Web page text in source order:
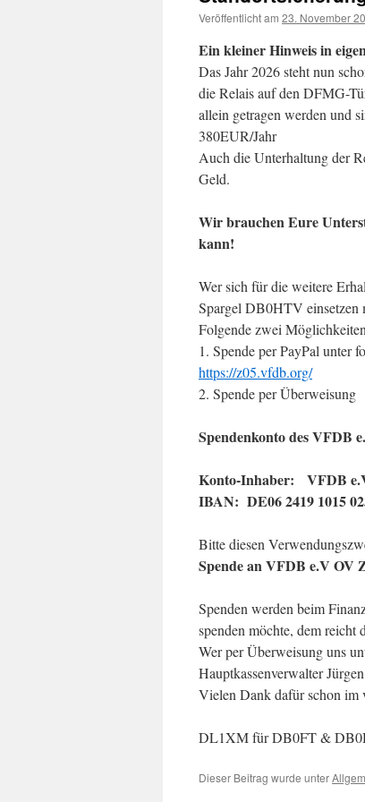
Veröffentlicht am 23. November
Ein kleiner Hinweis in
Das Jahr 2026 steht nun
die Relais auf den DFMG-
allein getragen werden und
380EUR/Jahr
Auch die Unterhaltung der
Geld.
Wir brauchen Eure
kann!
Wer sich für die weitere
Spargel DB0HTV einsetzen
Folgende zwei
1. Spende per PayPal unter
https://z05.vfdb.org/
2. Spende per Überweisung
Spendenkonto des VFDB
Konto-Inhaber: VFDB
IBAN: DE06 2419 1015
Bitte diesen
Spende an VFDB e.V OV
Spenden werden beim
spenden möchte, dem reicht
Wer per Überweisung uns
Hauptkassenverwalter
Vielen Dank dafür schon im
DL1XM für DB0FT &
Dieser Beitrag wurde unter